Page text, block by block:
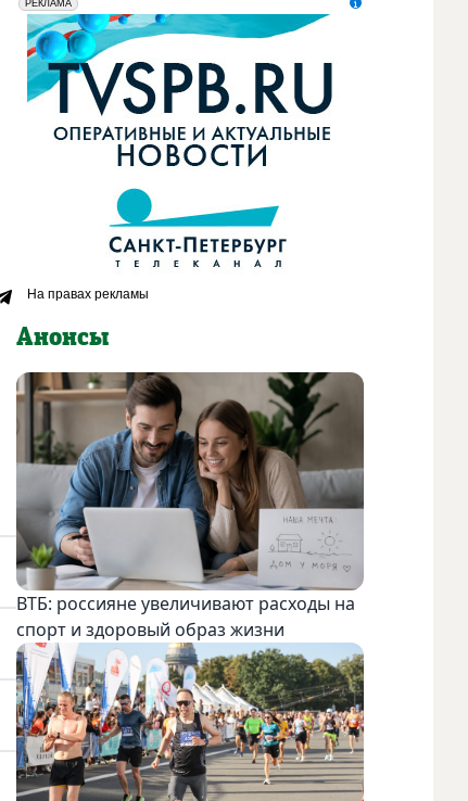
erid: LdtCK5udn
РЕКЛАМА
АО "ГАТР", ИНН: 7841320717
Анонсы
ВТБ: россияне увеличивают расходы на
спорт и здоровый образ жизни